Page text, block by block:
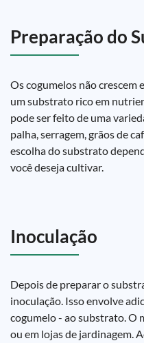
Preparação do
Os cogumelos não crescem
um substrato rico em
pode ser feito de uma
palha, serragem, grãos de
escolha do substrato
você deseja cultivar.
Inoculação
Depois de preparar o
inoculação. Isso envolve
cogumelo - ao substrato. O
ou em lojas de jardinagem.